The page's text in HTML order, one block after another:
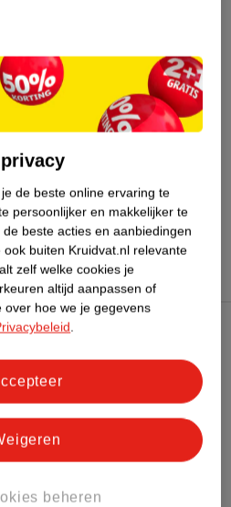
de beste online ervaring te
persoonlijker en makkelijker te
beste acties en aanbiedingen
buiten Kruidvat.nl relevante
zelf welke cookies je
altijd aanpassen of
over hoe we je gegevens
.
beheren